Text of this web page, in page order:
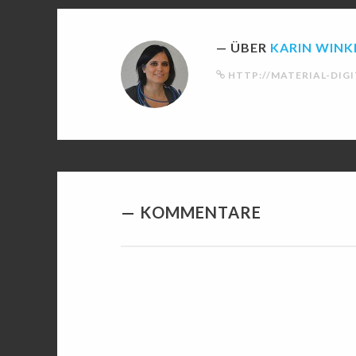
ÜBER KARIN
HTTP://MATERIAL-
KOMMENTARE